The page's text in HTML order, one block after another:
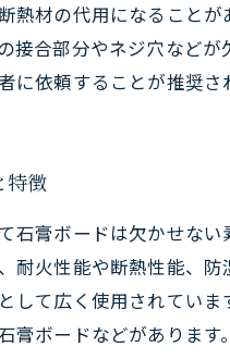
熱材の代用になること
接合部分やネジ穴など
に依頼することが推奨さ
特徴
石膏ボードは欠かせな
耐火性能や断熱性能、
して広く使用されてい
膏ボードなどがありま